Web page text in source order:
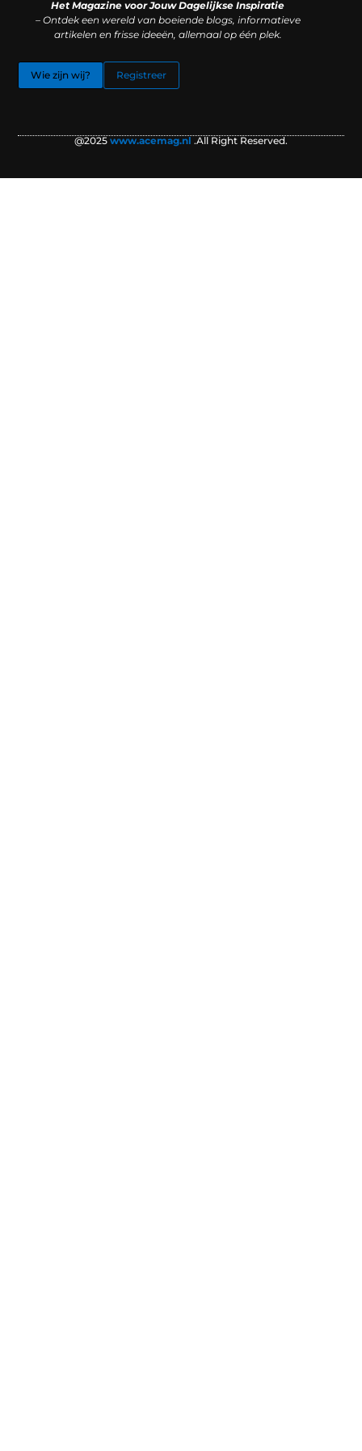
Het Magazine voor Jouw Dagelijkse Inspiratie
– Ontdek een wereld van boeiende blogs, informatieve
artikelen en frisse ideeën, allemaal op één plek.
Wie zijn wij? Registreer
@2025www.acemag.nl .All Right Reserved.